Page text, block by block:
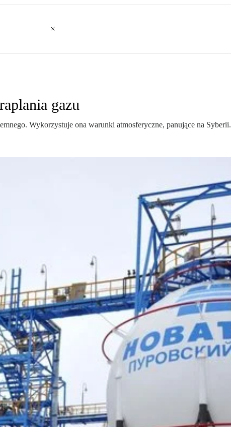
gazu
Wykorzystuje ona warunki atmosferyczne, panujące na Syberii.